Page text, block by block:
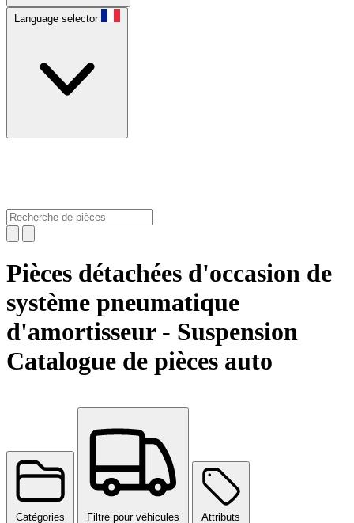
Language selector
Pièces détachées d'occasion de
système pneumatique
d'amortisseur - Suspension
Catalogue de pièces auto
Catégories Filtre pour véhicules Attributs